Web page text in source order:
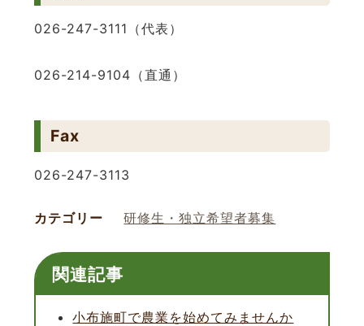
026-247-3111（代表）
026-214-9104（直通）
Fax
026-247-3113
カテゴリー 研修生・独立希望者募集
関連記事
小布施町で農業を始めてみませんか